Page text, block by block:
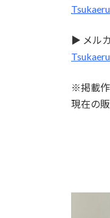
▶ メル
※掲載作
現在の